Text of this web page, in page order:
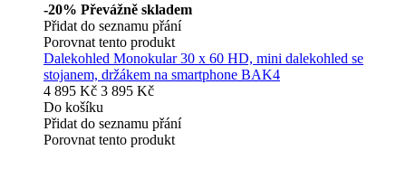
-20% Převážně skladem
Přidat do seznamu přání
Porovnat tento produkt
Dalekohled Monokular 30 x 60 HD, mini dalekohled se
stojanem, držákem na smartphone BAK4
4 895 Kč 3 895 Kč
Do košíku
Přidat do seznamu přání
Porovnat tento produkt